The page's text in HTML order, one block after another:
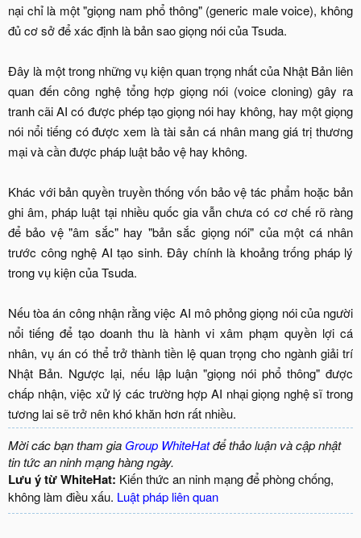
nại chỉ là một "giọng nam phổ thông" (generic male voice), không
đủ cơ sở để xác định là bản sao giọng nói của Tsuda.
Đây là một trong những vụ kiện quan trọng nhất của Nhật Bản liên
quan đến công nghệ tổng hợp giọng nói (voice cloning) gây ra
tranh cãi AI có được phép tạo giọng nói hay không, hay một giọng
nói nổi tiếng có được xem là tài sản cá nhân mang giá trị thương
mại và cần được pháp luật bảo vệ hay không.
Khác với bản quyền truyền thống vốn bảo vệ tác phẩm hoặc bản
ghi âm, pháp luật tại nhiều quốc gia vẫn chưa có cơ chế rõ ràng
để bảo vệ "âm sắc" hay "bản sắc giọng nói" của một cá nhân
trước công nghệ AI tạo sinh. Đây chính là khoảng trống pháp lý
trong vụ kiện của Tsuda.
Nếu tòa án công nhận rằng việc AI mô phỏng giọng nói của người
nổi tiếng để tạo doanh thu là hành vi xâm phạm quyền lợi cá
nhân, vụ án có thể trở thành tiền lệ quan trọng cho ngành giải trí
Nhật Bản. Ngược lại, nếu lập luận "giọng nói phổ thông" được
chấp nhận, việc xử lý các trường hợp AI nhại giọng nghệ sĩ trong
tương lai sẽ trở nên khó khăn hơn rất nhiều.​
Mời các bạn tham gia Group WhiteHatđể thảo luận và cập nhật
tin tức an ninh mạng hàng ngày.
Lưu ý từ WhiteHat: Kiến thức an ninh mạng để phòng chống,
không làm điều xấu. Luật pháp liên quan